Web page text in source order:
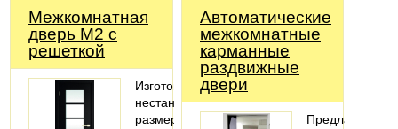
Межкомнатная
дверь М2 с
решеткой
Изготовление
нестандартных
размеров
Автоматические
межкомнатные
карманные
раздвижные
двери
Предлагаем